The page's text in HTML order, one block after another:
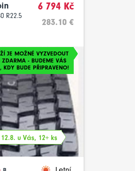
R22.5
6 794 Kč
283.10 €
JE MOŽNÉ VYZVEDOUT
- BUDEME VÁS
KDY BUDE PŘIPRAVENO!
u Vás, 12+ ks